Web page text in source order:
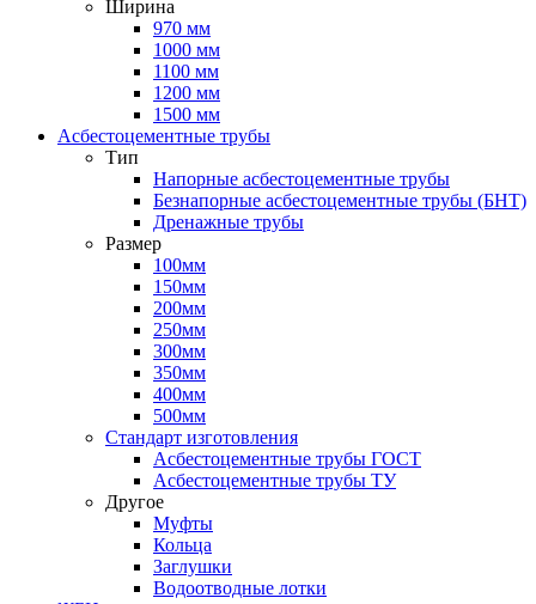
Ширина
970 мм
1000 мм
1100 мм
1200 мм
1500 мм
Асбестоцементные трубы
Тип
Напорные асбестоцементные трубы
Безнапорные асбестоцементные трубы (БНТ)
Дренажные трубы
Размер
100мм
150мм
200мм
250мм
300мм
350мм
400мм
500мм
Стандарт изготовления
Асбестоцементные трубы ГОСТ
Асбестоцементные трубы ТУ
Другое
Муфты
Кольца
Заглушки
Водоотводные лотки